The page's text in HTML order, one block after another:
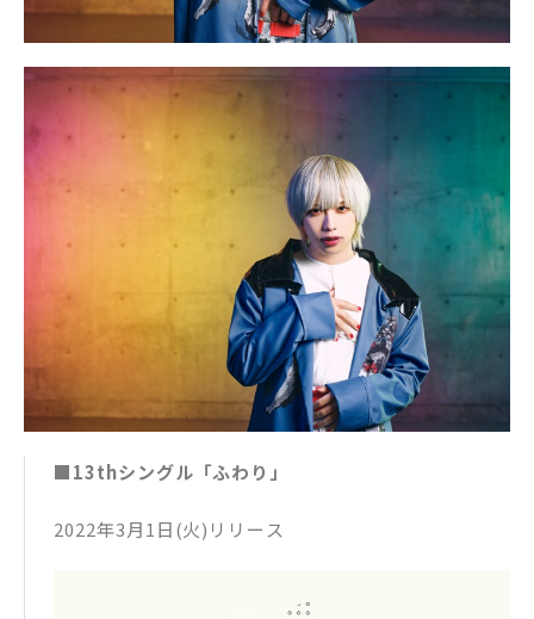
■13thシングル「ふわり」
2022年3月1日(火)リリース